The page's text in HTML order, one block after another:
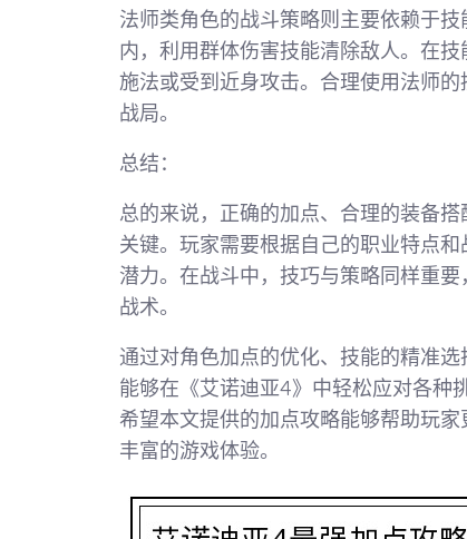
法师类角色的战斗策略则主要依赖于
内，利用群体伤害技能清除敌人。在
施法或受到近身攻击。合理使用法师
战局。
总结：
总的来说，正确的加点、合理的装备
关键。玩家需要根据自己的职业特点
潜力。在战斗中，技巧与策略同样重
战术。
通过对角色加点的优化、技能的精准
能够在《艾诺迪亚4》中轻松应对各种
希望本文提供的加点攻略能够帮助玩
丰富的游戏体验。